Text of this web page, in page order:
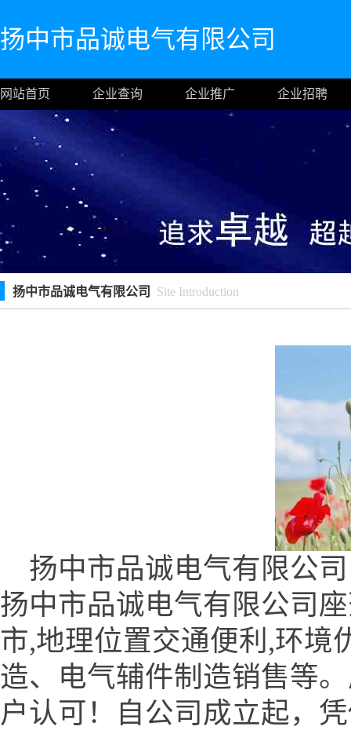
扬中市品诚电气有限公司
网站首页 企业查询 企业推广 企业招聘
扬中市品诚电气有限公司 Site Introduction
扬中市品诚电气有限公司
扬中市品诚电气有限公司
市,地理位置交通便利,环境
造、电气辅件制造销售等
户认可！自公司成立起，